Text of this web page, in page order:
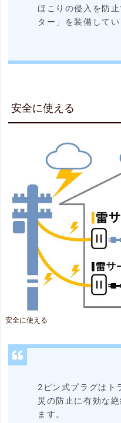
ほこりの侵入を防
ター」を装備してい
安全に使える
安全に使える
2ピン式プラグはト
災の防止に有効な
ます。